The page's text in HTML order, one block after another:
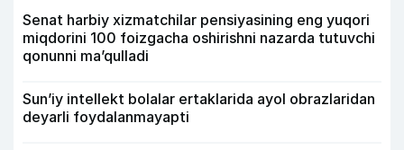
Senat harbiy xizmatchilar pensiyasining eng yuqori
miqdorini 100 foizgacha oshirishni nazarda tutuvchi
qonunni ma’qulladi
Sun’iy intellekt bolalar ertaklarida ayol obrazlaridan
deyarli foydalanmayapti